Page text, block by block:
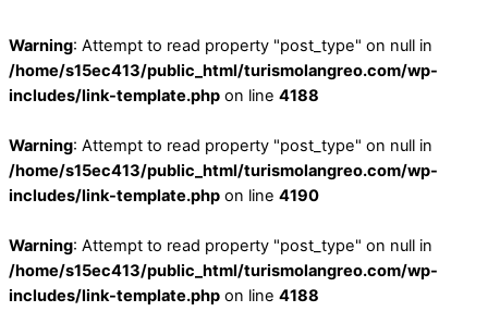
Warning: Attempt to read property "post_type" on null in
/home/s15ec413/public_html/turismolangreo.com/wp-
includes/link-template.php on line 4188
Warning: Attempt to read property "post_type" on null in
/home/s15ec413/public_html/turismolangreo.com/wp-
includes/link-template.php on line 4190
Warning: Attempt to read property "post_type" on null in
/home/s15ec413/public_html/turismolangreo.com/wp-
includes/link-template.php on line 4188